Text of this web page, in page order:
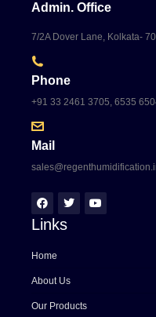
Admin. Office
7/2A Dover Lane, Kolkata-
Phone
+91 33 2461 3705, 6535
Mail
Links
Home
About Us
Our Products